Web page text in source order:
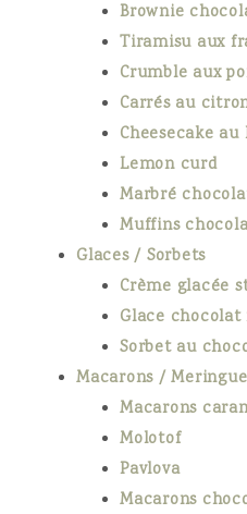
Brownie
Tiramisu aux
Crumble aux
Carrés au
Cheesecake
Lemon curd
Marbré
Muffins
Glaces / Sorbets
Crème glacée
Glace chocolat
Sorbet au
Macarons /
Macarons
Molotof
Pavlova
Macarons